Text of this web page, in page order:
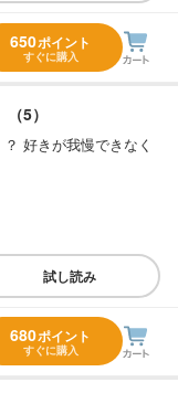
650ポイント
すぐに購入
5）
好きが我慢できなく
試し読み
680ポイント
すぐに購入